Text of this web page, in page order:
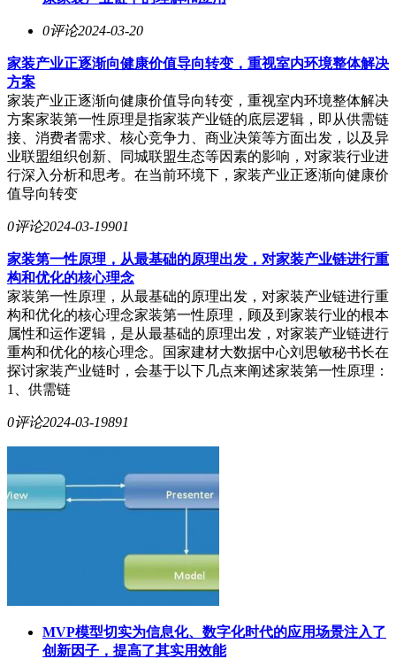
0评论2024-03-20
家装产业正逐渐向健康价值导向转变，重视室内环境整体解决
方案
家装产业正逐渐向健康价值导向转变，重视室内环境整体解决
方案家装第一性原理是指家装产业链的底层逻辑，即从供需链
接、消费者需求、核心竞争力、商业决策等方面出发，以及异
业联盟组织创新、同城联盟生态等因素的影响，对家装行业进
行深入分析和思考。在当前环境下，家装产业正逐渐向健康价
值导向转变
0评论2024-03-19901
家装第一性原理，从最基础的原理出发，对家装产业链进行重
构和优化的核心理念
家装第一性原理，从最基础的原理出发，对家装产业链进行重
构和优化的核心理念家装第一性原理，顾及到家装行业的根本
属性和运作逻辑，是从最基础的原理出发，对家装产业链进行
重构和优化的核心理念。国家建材大数据中心刘思敏秘书长在
探讨家装产业链时，会基于以下几点来阐述家装第一性原理：
1、供需链
0评论2024-03-19891
MVP模型切实为信息化、数字化时代的应用场景注入了
创新因子，提高了其实用效能